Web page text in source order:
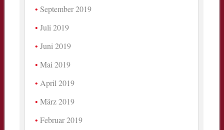
September 2019
Juli 2019
Juni 2019
Mai 2019
April 2019
März 2019
Februar 2019